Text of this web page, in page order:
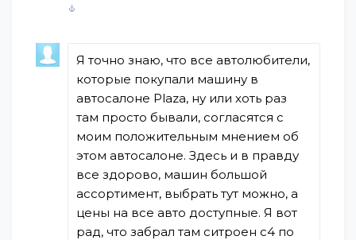
Я точно знаю, что все автолюбители,
которые покупали машину в
автосалоне Plaza, ну или хоть раз
там просто бывали, согласятся с
моим положительным мнением об
этом автосалоне. Здесь и в правду
все здорово, машин большой
ассортимент, выбрать тут можно, а
цены на все авто доступные. Я вот
рад, что забрал там ситроен с4 по